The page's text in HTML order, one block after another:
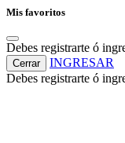
Mis favoritos
Debes registrarte ó
Cerrar
INGRESAR
Debes registrarte ó